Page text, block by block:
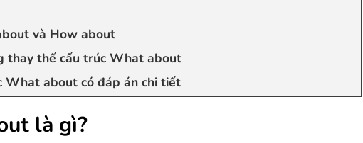
và How about
thay thế cấu trúc What about
What about có đáp án chi tiết
là gì?